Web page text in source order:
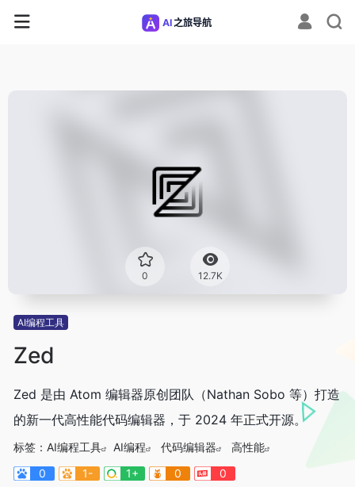
0 12.7K
AI编程工具
Zed
Zed 是由 Atom 编辑器原创团队（Nathan Sobo 等）打造
的新一代高性能代码编辑器，于 2024 年正式开源。
标签： AI编程工具 AI编程 代码编辑器
高性能
0
1- 1+ 0 0